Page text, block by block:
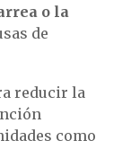
o la
de
reducir la
como